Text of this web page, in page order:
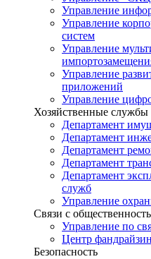
Управление
Управление
систем
Управление
Управление
приложений
Управление
Хозяйственные службы
Департамент
Департамент
Департамент
Департамент
Департамент
служб
Управление
Связи с
Управление по
Центр
Безопасность